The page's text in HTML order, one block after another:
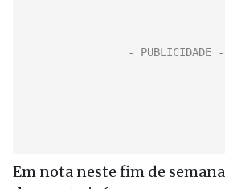
Em nota neste fim de